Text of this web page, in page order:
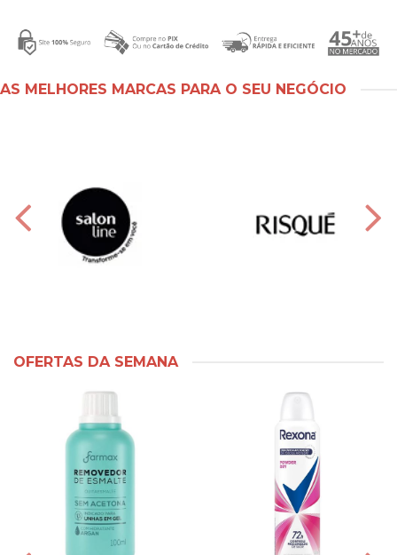
AS MELHORES MARCAS PARA O SEU NEGÓCIO
OFERTAS DA SEMANA